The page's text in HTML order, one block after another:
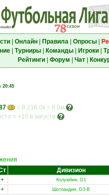
| Онлайн| Правила| Опросы|
| Турниры| Команды| Игроки|
Рейтинги| Форум Чат|
20:45
= 8 216.0к = 8.0м
= +15 в августе
Дивизион
+
Колумбия, D1
+
Шотландия, D3-B